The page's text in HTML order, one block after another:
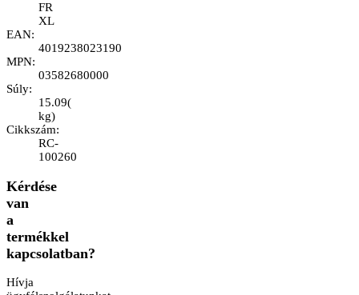
FR
XL
EAN:
4019238023190
MPN:
03582680000
Súly:
15.09(
kg)
Cikkszám:
RC-
100260
Kérdése
van
a
termékkel
kapcsolatban?
Hívja